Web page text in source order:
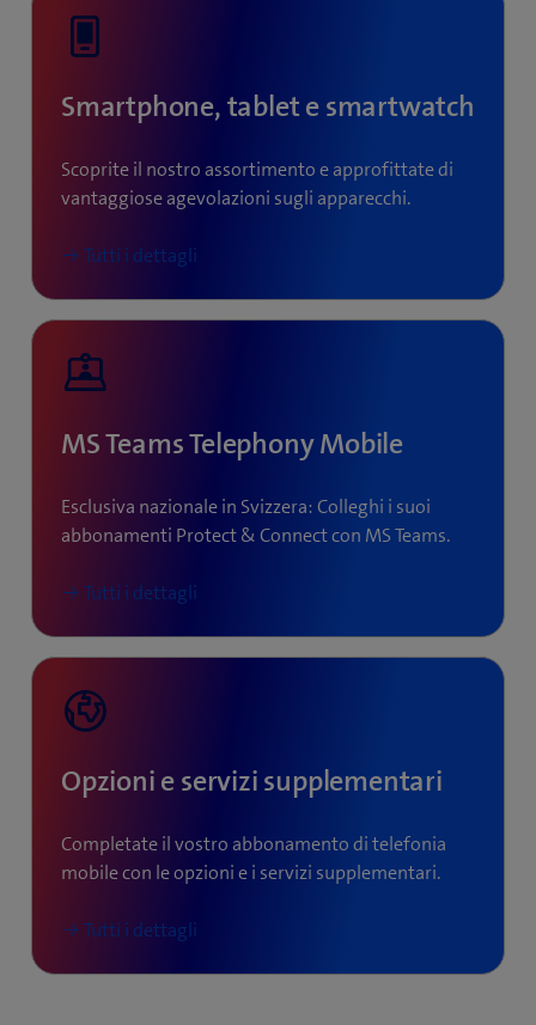
Smartphone, tablet e smartwatch
Scoprite il nostro assortimento e approfittate di
vantaggiose agevolazioni sugli apparecchi.
Tutti i dettagli
MS Teams Telephony Mobile
Esclusiva nazionale in Svizzera: Colleghi i suoi
abbonamenti Protect & Connect con MS Teams.
Tutti i dettagli
Opzioni e servizi supplementari
Completate il vostro abbonamento di telefonia
mobile con le opzioni e i servizi supplementari.
Tutti i dettagli